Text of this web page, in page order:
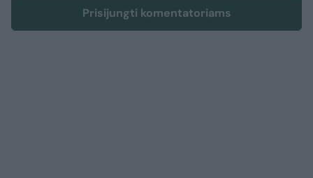
Prisijungti komentatoriams